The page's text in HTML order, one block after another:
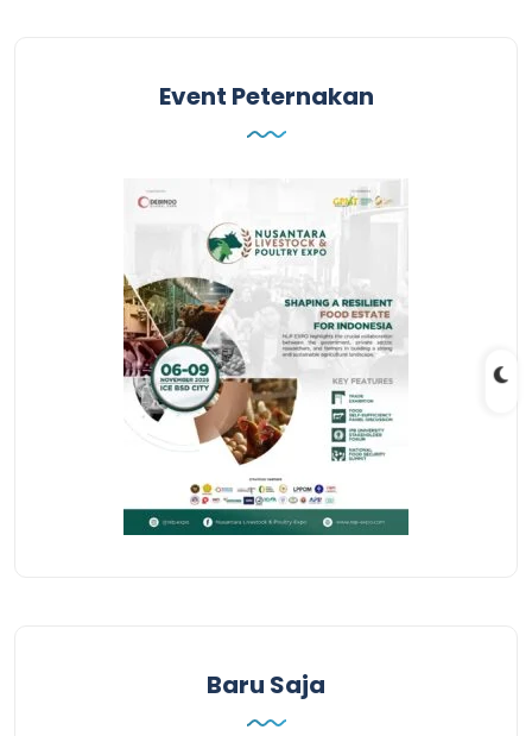
Event Peternakan
Baru Saja